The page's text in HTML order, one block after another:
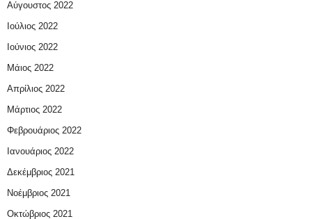
Αύγουστος 2022
Ιούλιος 2022
Ιούνιος 2022
Μάιος 2022
Απρίλιος 2022
Μάρτιος 2022
Φεβρουάριος 2022
Ιανουάριος 2022
Δεκέμβριος 2021
Νοέμβριος 2021
Οκτώβριος 2021